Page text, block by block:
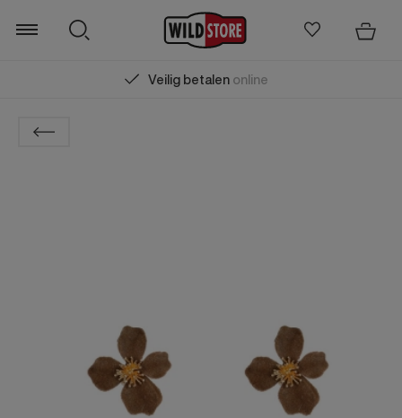
Veilig betalenonline
Zoeken